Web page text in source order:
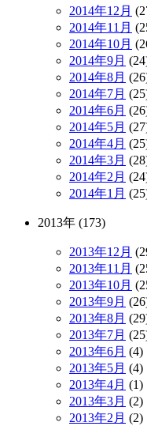
2014年12月
2014年11月
2014年10月
2014年9月
2014年8月
2014年7月
2014年6月
2014年5月
2014年4月
2014年3月
2014年2月
2014年1月
2013年 (173)
2013年12月
2013年11月
2013年10月
2013年9月
2013年8月
2013年7月
2013年6月 (4)
2013年5月 (4)
2013年4月 (1)
2013年3月 (2)
2013年2月 (2)